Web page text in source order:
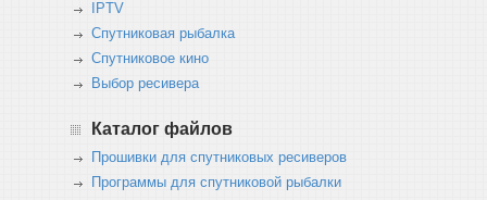
IPTV
Спутниковая рыбалка
Спутниковое кино
Выбор ресивера
Каталог файлов
Прошивки для спутниковых ресиверов
Программы для спутниковой рыбалки